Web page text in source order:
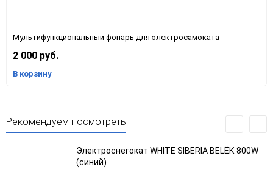
Мультифункциональный фонарь для электросамоката
2 000 руб.
В корзину
Рекомендуем посмотреть
Электроснегокат WHITE SIBERIA BELЁК 800W
(синий)